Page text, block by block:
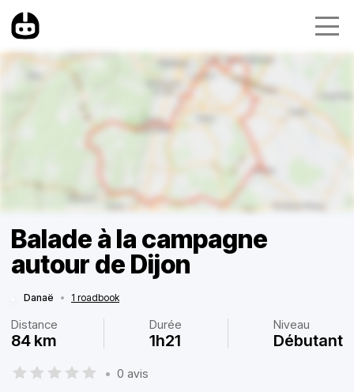
Balade à la campagne
autour de Dijon
Danaë • 1 roadbook
Distance
84 km
Durée
1h21
Niveau
Débutant
• 0 avis